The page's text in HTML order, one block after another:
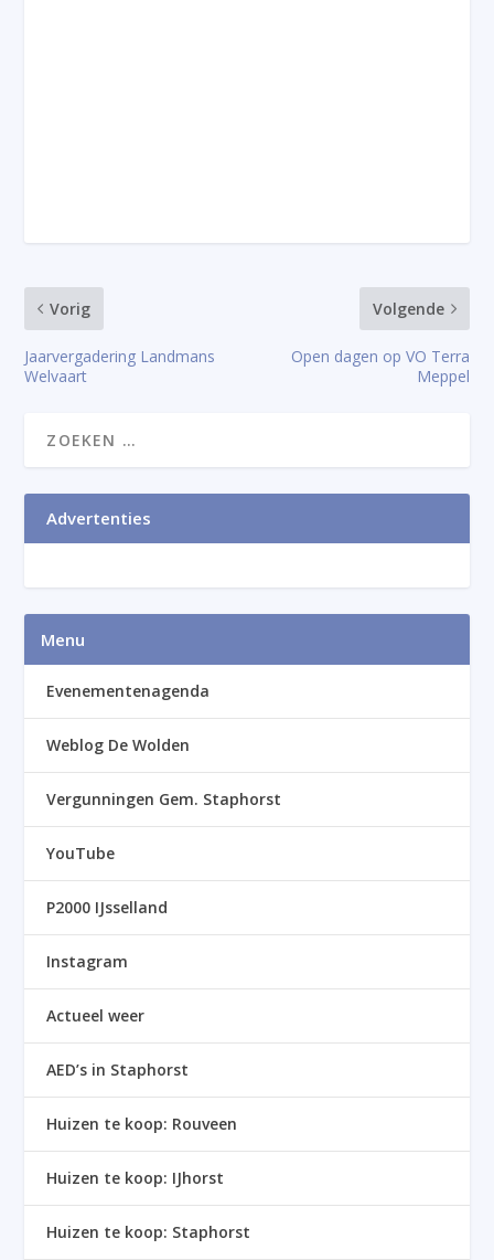
Vorig
Jaarvergadering Landmans
Welvaart
Volgende
Open dagen op VO Terra
Meppel
Advertenties
Menu
Evenementenagenda
Weblog De Wolden
Vergunningen Gem. Staphorst
YouTube
P2000 IJsselland
Instagram
Actueel weer
AED’s in Staphorst
Huizen te koop: Rouveen
Huizen te koop: IJhorst
Huizen te koop: Staphorst